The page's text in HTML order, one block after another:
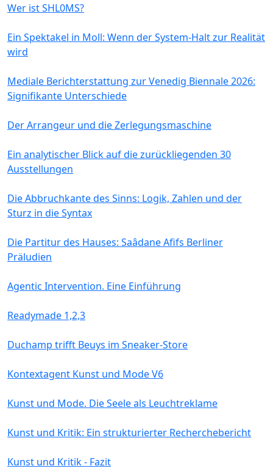
Wer ist SHL0MS?
Ein Spektakel in Moll: Wenn der System-Halt zur Realität
wird
Mediale Berichterstattung zur Venedig Biennale 2026:
Signifikante Unterschiede
Der Arrangeur und die Zerlegungsmaschine
Ein analytischer Blick auf die zurückliegenden 30
Ausstellungen
Die Abbruchkante des Sinns: Logik, Zahlen und der
Sturz in die Syntax
Die Partitur des Hauses: Saâdane Afifs Berliner
Präludien
Agentic Intervention. Eine Einführung
Readymade 1,2,3
Duchamp trifft Beuys im Sneaker-Store
Kontextagent Kunst und Mode V6
Kunst und Mode. Die Seele als Leuchtreklame
Kunst und Kritik: Ein strukturierter Recherchebericht
Kunst und Kritik - Fazit